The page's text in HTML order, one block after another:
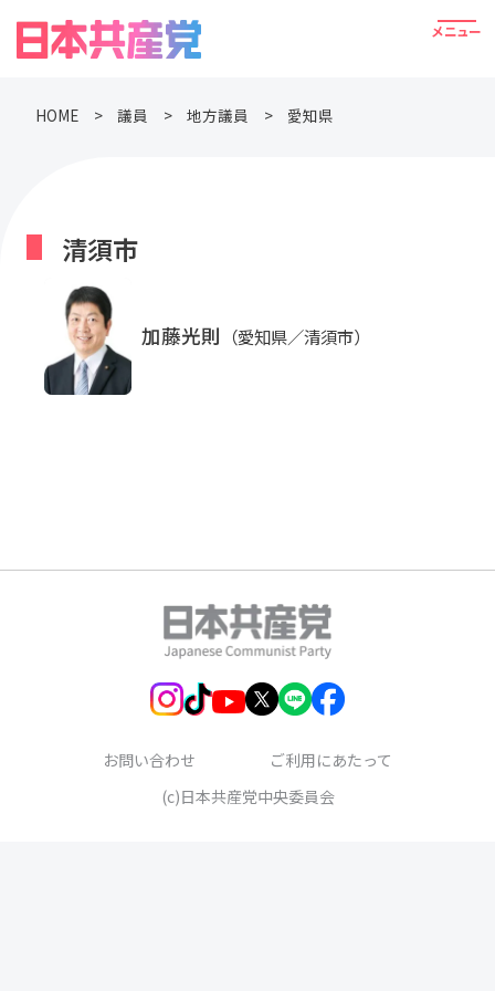
HOME 議員 地方議員 愛知県
清須市
加藤光則 （愛知県／清須市）
お問い合わせ
ご利用にあたって
(c)日本共産党中央委員会